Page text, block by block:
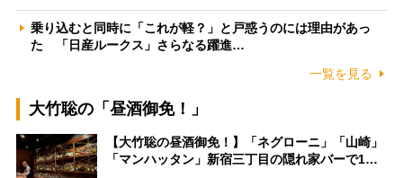
乗り込むと同時に「これが軽？」と戸惑うのには理由があっ
た 「日産ルークス」さらなる躍進…
一覧を見る
大竹聡の「昼酒御免！」
【大竹聡の昼酒御免！】「ネグローニ」「山崎」
「マンハッタン」新宿三丁目の隠れ家バーで1…